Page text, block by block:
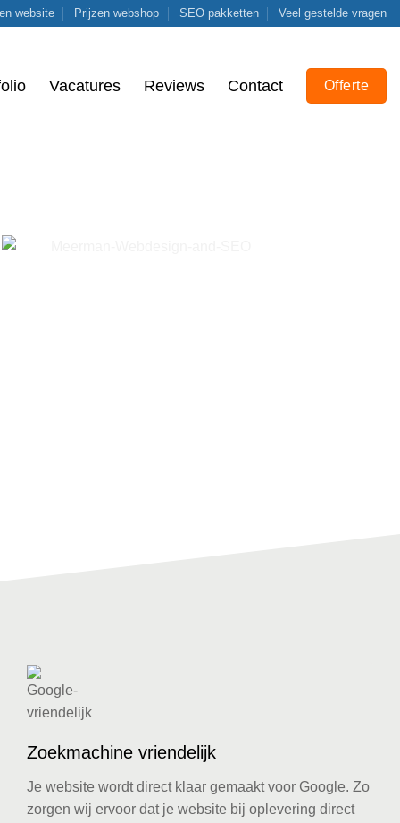
website Prijzen webshop SEO pakketten Veel gestelde vragen
Vacatures Reviews Contact Offerte
Zoekmachine vriendelijk
Je website wordt direct klaar gemaakt voor Google. Zo
zorgen wij ervoor dat je website bij oplevering direct